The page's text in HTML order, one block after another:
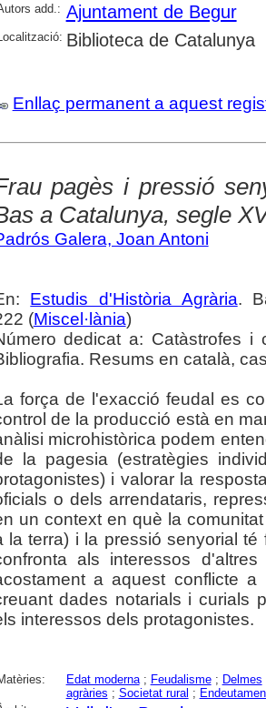
add.: Ajuntament de Begur
Biblioteca de Catalunya
Enllaç permanent a aquest
pagès i pressió
a Catalunya, segle
Galera, Joan Antoni
Estudis d'Història Agrària.
(Miscel·lània)
dedicat a: Catàstrofes
Resums en català,
força de l'exacció feudal es
de la producció està en
microhistòrica podem
la pagesia (estratègies
i valorar la
o dels arrendataris,
un context en què la
la terra) i la pressió senyorial
als interessos
a aquest conflicte
dades notarials i curials
interessos dels protagonistes.
Edat moderna; Feudalisme; Delmes
agràries ; Societat rural ;